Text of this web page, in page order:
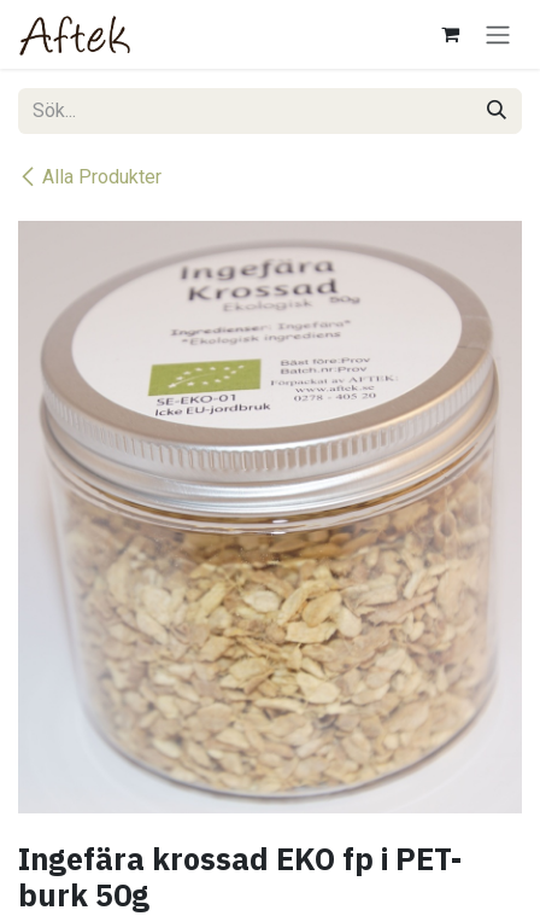
Hoppa till innehåll
Alla Produkter
Ingefära krossad EKO fp i PET-
burk 50g